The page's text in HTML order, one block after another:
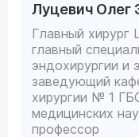
Луцевич Олег
Главный
главный
эндохирургии и
заведующий
хирургии № 1
медицинских
профессор